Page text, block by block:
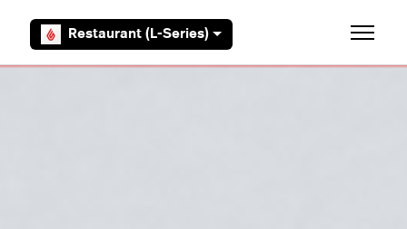
Restaurant (L-Series) Ouvrir/